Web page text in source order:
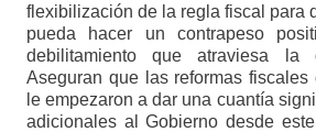
flexibilización de la regla fiscal para
pueda hacer un contrapeso
debilitamiento que atraviesa la
Aseguran que las reformas
le empezaron a dar una cuantía
adicionales al Gobierno desde